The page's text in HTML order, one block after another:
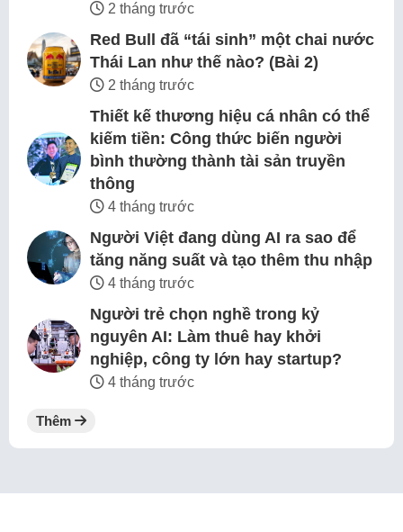
2 tháng trước
Red Bull đã “tái sinh” một chai nước
Thái Lan như thế nào? (Bài 2)
2 tháng trước
Thiết kế thương hiệu cá nhân có thể
kiếm tiền: Công thức biến người
bình thường thành tài sản truyền
thông
4 tháng trước
Người Việt đang dùng AI ra sao để
tăng năng suất và tạo thêm thu nhập
4 tháng trước
Người trẻ chọn nghề trong kỷ
nguyên AI: Làm thuê hay khởi
nghiệp, công ty lớn hay startup?
4 tháng trước
Thêm